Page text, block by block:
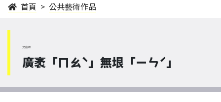
首頁 公共藝術作品
文山區
廣袤「ㄇㄠˋ」無垠「ㄧㄣˊ」